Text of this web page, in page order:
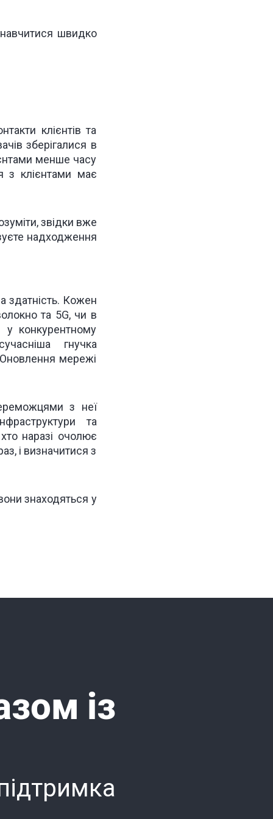
швидко
клієнтів та
зберігалися в
менше часу
з клієнтами має
звідки вже
надходження
здатність. Кожен
та 5G, чи в
конкурентному
гнучка
мережі
з неї
та
наразі очолює
і визначитися з
знаходяться у
із